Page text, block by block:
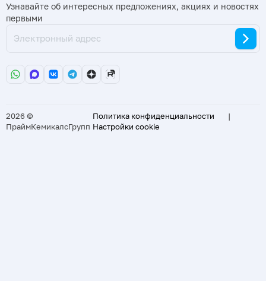
Узнавайте об интересных предложениях, акциях и новостях
первыми
2026 ©
ПраймКемикалсГрупп
Политика конфиденциальности
|
Настройки cookie